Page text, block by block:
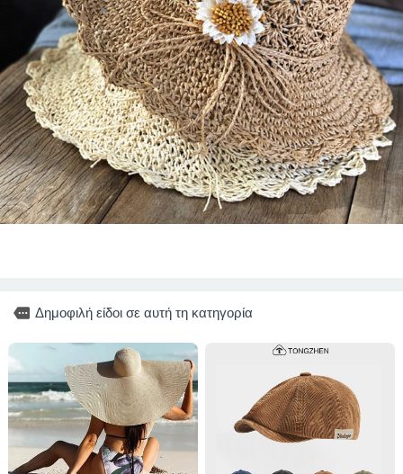
more Δημοφιλή είδοι σε αυτή τη κατηγορία